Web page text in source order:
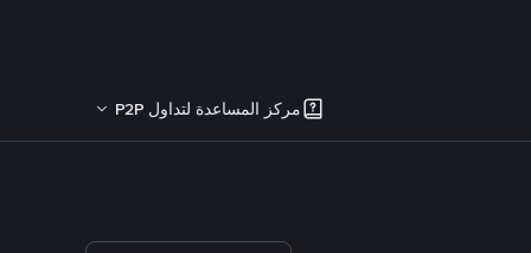
مركز المساعدة لتداول P2P